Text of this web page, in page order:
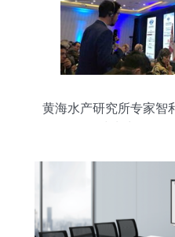
黄海水产研究所专家智